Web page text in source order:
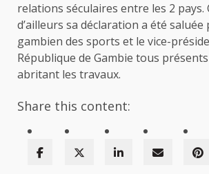
relations séculaires entre les 2 pays.
d’ailleurs sa déclaration a été
gambien des sports et le vice-
République de Gambie tous
abritant les travaux.
Share this content: